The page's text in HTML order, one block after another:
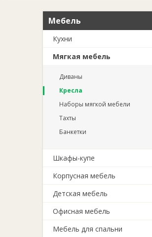
Мебель
Кухни
Мягкая мебель
Диваны
Кресла
Наборы мягкой мебели
Тахты
Банкетки
Шкафы-купе
Корпусная мебель
Детская мебель
Офисная мебель
Мебель для спальни